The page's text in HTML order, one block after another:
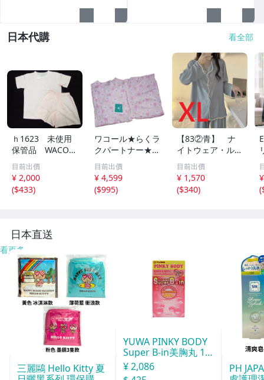
日本代購 看全部
ｈ1623 未使用
保管品 WACOA
L ワコール ナ
イトウエア ピン
ク 日本製 M～
Lサイズ Tシャ
上下セット
目前出價
¥ 2,000
($433)
ワコール★らくラ
クパートナー★レ
ディース 前開き
7分袖パジャマ★
LP(Lプチ)サイズ
★凹凸 楊柳素材
目前出價
¥ 4,599
($995)
【83②青】 ナ
イトウェア・ルー
ムウェア・ネグリ
ジェ ・パジャ
マ・XL
目前出價
¥ 1,570
($340)
(
日本直送
看更多
三麗鷗 Hello Kitty 夏
YUWA PINKY BODY
Super B-in美胸丸 15
0粒
¥ 2,086
PH